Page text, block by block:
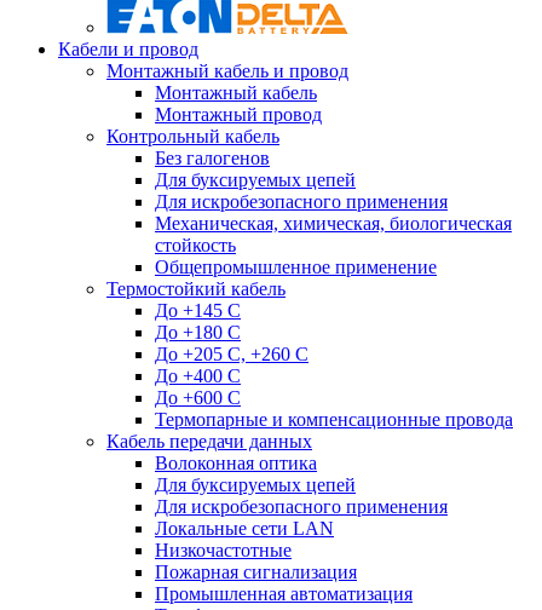
Кабели и провод
Монтажный кабель и провод
Монтажный кабель
Монтажный провод
Контрольный кабель
Без галогенов
Для буксируемых цепей
Для искробезопасного применения
Механическая, химическая, биологическая
стойкость
Общепромышленное применение
Термостойкий кабель
До +145 С
До +180 C
До +205 С, +260 С
До +400 C
До +600 С
Термопарные и компенсационные провода
Кабель передачи данных
Волоконная оптика
Для буксируемых цепей
Для искробезопасного применения
Локальные сети LAN
Низкочастотные
Пожарная сигнализация
Промышленная автоматизация